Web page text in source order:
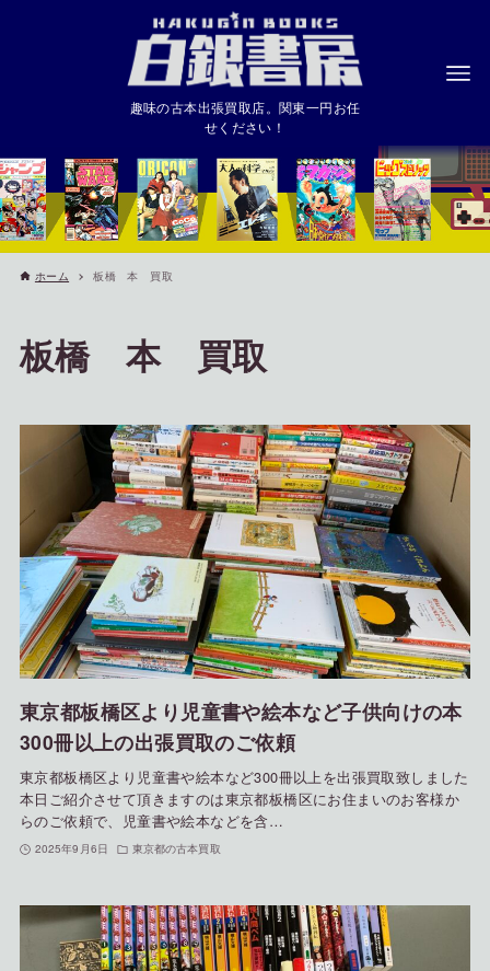
趣味の古本出張買取店。関東一円お任
せください！
ホーム 板橋 本 買取
板橋 本 買取
東京都板橋区より児童書や絵本など子供向けの本
300冊以上の出張買取のご依頼
東京都板橋区より児童書や絵本など300冊以上を出張買取致しました
本日ご紹介させて頂きますのは東京都板橋区にお住まいのお客様か
らのご依頼で、児童書や絵本などを含…
2025年9月6日 東京都の古本買取